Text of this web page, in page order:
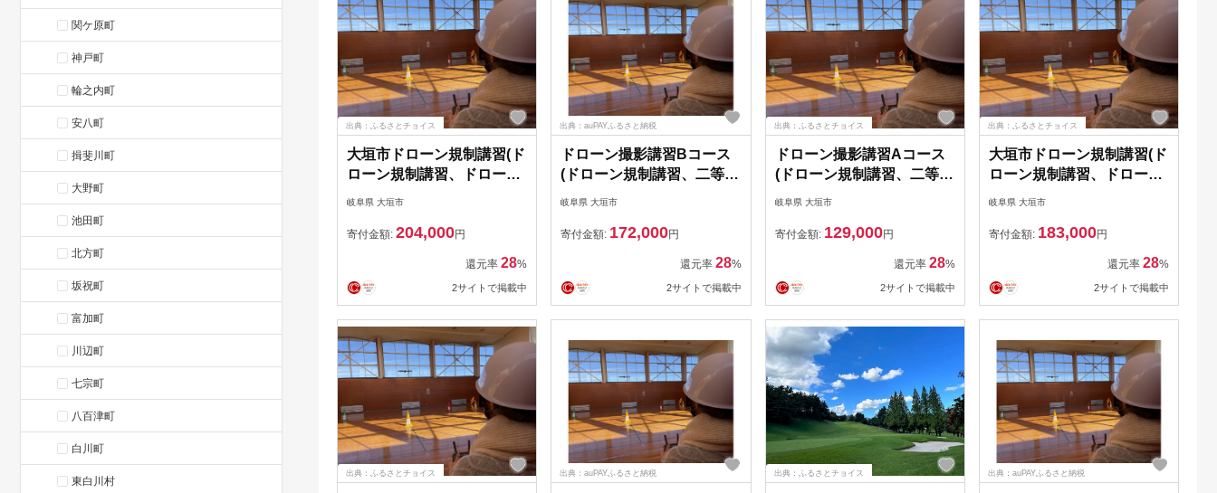
関ケ原町
神戸町
輪之内町
安八町
揖斐川町
大野町
池田町
北方町
坂祝町
富加町
川辺町
七宗町
八百津町
白川町
東白川村
出典：ふるさとチョイス
大垣市ドローン規制講習(ド
ローン規制講習、ドローン
操縦士技能証明書発行)クー
岐阜県 大垣市
寄付金額: 204,000円
還元率28%
2サイトで掲載中
出典：auPAYふるさと納税
ドローン撮影講習Bコース
(ドローン規制講習、二等無
人航空機操縦士取得)クーポ
岐阜県 大垣市
寄付金額: 172,000円
還元率 28%
2サイトで掲載中
出典：ふるさとチョイス
ドローン撮影講習Aコース
(ドローン規制講習、二等無
人航空機操縦士取得)クーポ
岐阜県 大垣市
寄付金額: 129,000円
還元率 28%
2サイトで掲載中
出典：ふるさとチョイス
大垣市ドローン規制講習(ド
ローン規制講習、ドローン
操縦士技能証明書発行)クー
岐阜県 大垣市
寄付金額: 183,000円
還元率 28%
2サイトで掲載中
出典：ふるさとチョイス 出典：auPAYふるさと納税 出典：ふるさとチョイス 出典：auPAYふるさと納税